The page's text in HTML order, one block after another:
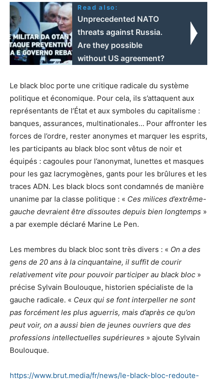
Read also:
Unprecedented NATO
threats against Russia.
Are they possible
without US agreement?
Le black bloc porte une critique radicale du système
politique et économique. Pour cela, ils s’attaquent aux
représentants de l’État et aux symboles du capitalisme :
banques, assurances, multinationales… Pour affronter les
forces de l’ordre, rester anonymes et marquer les esprits,
les participants au black bloc sont vêtus de noir et
équipés : cagoules pour l’anonymat, lunettes et masques
pour les gaz lacrymogènes, gants pour les brûlures et les
traces ADN. Les black blocs sont condamnés de manière
unanime par la classe politique : « Ces milices d’extrême-
gauche devraient être dissoutes depuis bien longtemps »
a par exemple déclaré Marine Le Pen.
Les membres du black bloc sont très divers : « On a des
gens de 20 ans à la cinquantaine, il suffit de courir
relativement vite pour pouvoir participer au black bloc »
précise Sylvain Boulouque, historien spécialiste de la
gauche radicale. « Ceux qui se font interpeller ne sont
pas forcément les plus aguerris, mais d’après ce qu’on
peut voir, on a aussi bien de jeunes ouvriers que des
professions intellectuelles supérieures » ajoute Sylvain
Boulouque.
https://www.brut.media/fr/news/le-black-bloc-redoute-